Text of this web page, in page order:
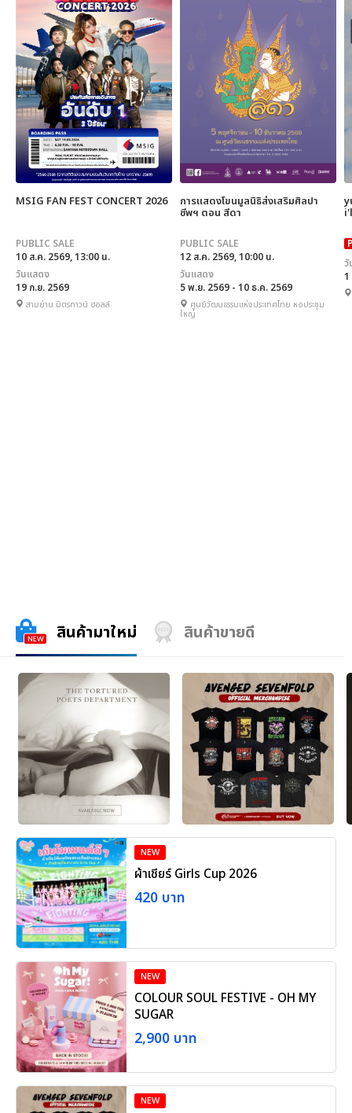
MSIG FAN FEST CONCERT 2026
PUBLIC SALE
10 ส.ค. 2569, 13:00 น.
วันแสดง
19 ก.ย. 2569
สามย่าน มิตรทาวน์ ฮอลล์
การแสดงโขนมูลนิธิส่งเสริมศิลปา
ชีพฯ ตอน สีดา
PUBLIC SALE
12 ส.ค. 2569, 10:00 น.
วันแสดง
5 พ.ย. 2569 - 10 ธ.ค. 2569
ศูนย์วัฒนธรรมแห่งประเทศไทย หอประชุม
ใหญ่
วั
1
สินค้ามาใหม่ สินค้าขายดี
NEW
ผ้าเชียร์ Girls Cup 2026
420 บาท
NEW
COLOUR SOUL FESTIVE - OH MY
SUGAR
2,900 บาท
NEW